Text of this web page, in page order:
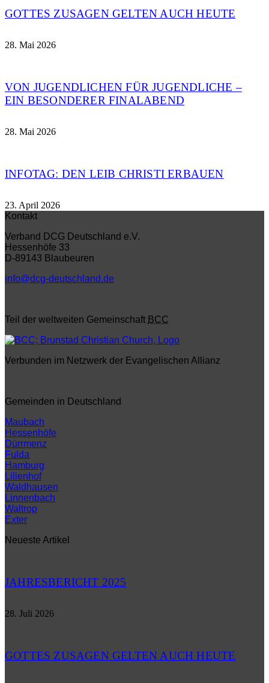
GOTTES ZUSAGEN GELTEN AUCH HEUTE
28. Mai 2026
VON JUGENDLICHEN FÜR JUGENDLICHE –
EIN BESONDERER FINALABEND
28. Mai 2026
INFOTAG: DEN LEIB CHRISTI ERBAUEN
23. April 2026
Kontakt
Verband DCG Deutschland e.V.
Hessenhöfe 33
D-89143 Blaubeuren
info@dcg-deutschland.de
Teil der weltweiten Gemeinschaft BCC
Verbunden im Netzwerk der Evangelischen Allianz
Gemeinden in Deutschland
Maubach
Hessenhöfe
Dürrmenz
Fulda
Hamburg
Lilienhof
Waldhausen
Linnenbach
Waltrop
Exter
Neueste Artikel
JAHRESBERICHT 2025
28. Juli 2026
GOTTES ZUSAGEN GELTEN AUCH HEUTE